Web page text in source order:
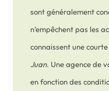
sont généralement
n’empêchent pas les
connaissent une
Juan. Une agence de
en fonction des